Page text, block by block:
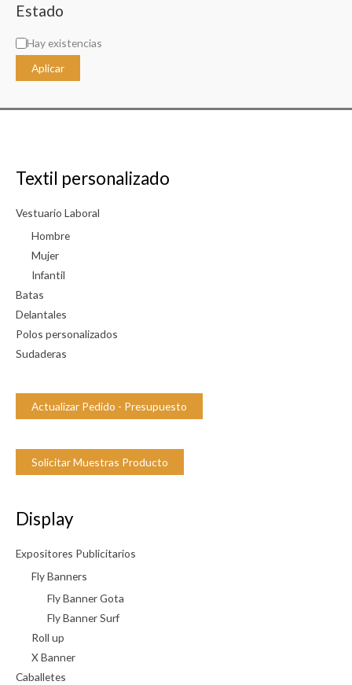
Estado
D
s
p
i
i
a
d
Hay existencias
Aplicar
Textil personalizado
Vestuario Laboral
Hombre
Mujer
Infantil
Batas
Delantales
Polos personalizados
Sudaderas
Actualizar Pedido - Presupuesto
Solicitar Muestras Producto
Display
Expositores Publicitarios
Fly Banners
Fly Banner Gota
Fly Banner Surf
Roll up
X Banner
Caballetes